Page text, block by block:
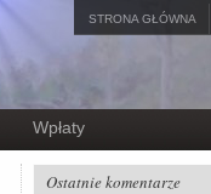
STRONA GŁÓWNA
Wpłaty
Ostatnie komentarze